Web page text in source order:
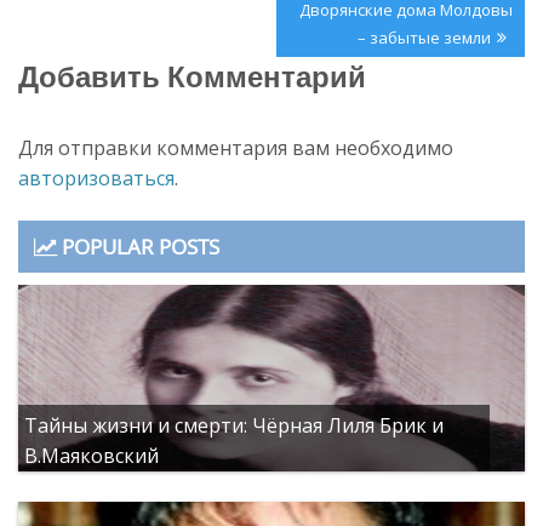
Post:
Дворянские дома Молдовы
– забытые земли
Добавить Комментарий
Для отправки комментария вам необходимо
авторизоваться.
POPULAR POSTS
Тайны жизни и смерти: Чёрная Лиля Брик и
В.Маяковский